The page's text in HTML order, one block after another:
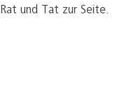
und Tat zur Seite.